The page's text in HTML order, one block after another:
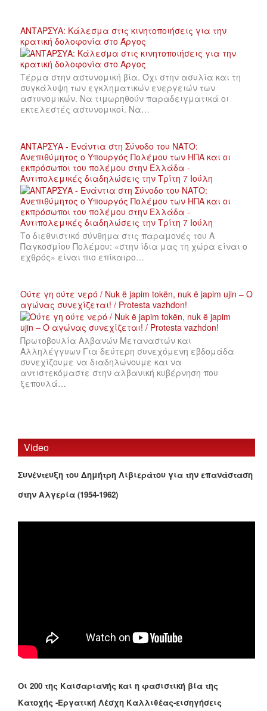
ΑΝΤΑΡΣΥΑ: Κάλεσμα στις κινητοποιήσεις για την
κρατική δολοφονία στο Άργος
Τέρμα στην αστυνομική βία. Όχι στην ασυλία και τη
συγκάλυψη των εγκληματικών ενεργειών των
αστυνομικών. Να τιμωρηθούν παραδειγματικά οι
εκτελεστές αστυνομικοί. Να…
ΑΝΤΑΡΣΥΑ - Ενάντια στη Σύνοδο του ΝΑΤΟ:
Ανεπιθύμητος ο Υπουργός Πολέμου των ΗΠΑ και οι
εκπρόσωποι του πολέμου στην Ελλάδα -
Αντιπολεμικές διαδηλώσεις την Τρίτη 7 Ιούλη
Το διεθνιστικό σύνθημα στις παραμονές του Α
Παγκοσμίου Πολέμου: «στην ίδια μας τη χώρα είναι ο
εχθρός» είναι πιο επίκαιρο…
Ούτε γη ούτε νερό / Nuk ë japim tokën, nuk ë japim ujin – Ο
αγώνας συνεχίζεται! / Protesta vazhdon!
Πρωτοβουλία Αλβανών Μεταναστών και
Αλληλέγγυων Για δεύτερη συνεχόμενη εβδομάδα
συνεχίζουμε να διαδηλώνουμε και να
αντιστεκόμαστε στην αλβανική κυβέρνηση που
ξεπουλά…
Video
Συνέντευξη του Δημήτρη Λιβιεράτου για την επανάσταση
στην Αλγερία (1954-1962)
Οι 200 της Καισαριανής και η φασιστική βία της
Κατοχής -Εργατική Λέσχη Καλλιθέας-εισηγήσεις